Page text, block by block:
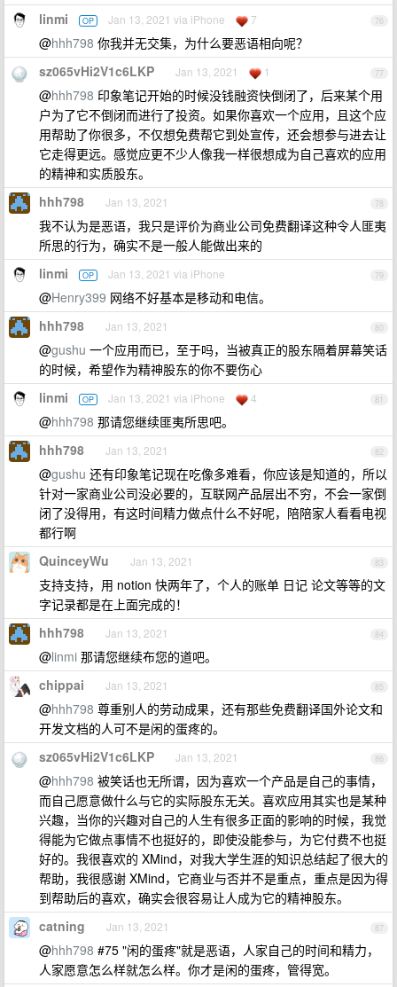
76
linmi OP Jan 13, 2021 via iPhone 7
@hhh798 你我并无交集，为什么要恶语相向呢？
77
sz065vHi2V1c6LKP Jan 13, 2021 1
@hhh798 印象笔记开始的时候没钱融资快倒闭了，后来某个用
户为了它不倒闭而进行了投资。如果你喜欢一个应用，且这个应
用帮助了你很多，不仅想免费帮它到处宣传，还会想参与进去让
它走得更远。感觉应更不少人像我一样很想成为自己喜欢的应用
的精神和实质股东。
78
hhh798 Jan 13, 2021
我不认为是恶语，我只是评价为商业公司免费翻译这种令人匪夷
所思的行为，确实不是一般人能做出来的
79
linmi OP Jan 13, 2021 via iPhone
@Henry399 网络不好基本是移动和电信。
80
hhh798 Jan 13, 2021
@gushu 一个应用而已，至于吗，当被真正的股东隔着屏幕笑话
的时候，希望作为精神股东的你不要伤心
81
linmi OP Jan 13, 2021 via iPhone 4
@hhh798 那请您继续匪夷所思吧。
82
hhh798 Jan 13, 2021
@gushu 还有印象笔记现在吃像多难看，你应该是知道的，所以
针对一家商业公司没必要的，互联网产品层出不穷，不会一家倒
闭了没得用，有这时间精力做点什么不好呢，陪陪家人看看电视
都行啊
83
QuinceyWu Jan 13, 2021
支持支持，用 notion 快两年了，个人的账单 日记 论文等等的文
字记录都是在上面完成的！
84
hhh798 Jan 13, 2021
@linmi 那请您继续布您的道吧。
85
chippai Jan 13, 2021
@hhh798 尊重别人的劳动成果，还有那些免费翻译国外论文和
开发文档的人可不是闲的蛋疼的。
86
sz065vHi2V1c6LKP Jan 13, 2021
@hhh798 被笑话也无所谓，因为喜欢一个产品是自己的事情，
而自己愿意做什么与它的实际股东无关。喜欢应用其实也是某种
兴趣，当你的兴趣对自己的人生有很多正面的影响的时候，我觉
得能为它做点事情不也挺好的，即使没能参与，为它付费不也挺
好的。我很喜欢的 XMind，对我大学生涯的知识总结起了很大的
帮助，我很感谢 XMind，它商业与否并不是重点，重点是因为得
到帮助后的喜欢，确实会很容易让人成为它的精神股东。
87
catning Jan 13, 2021
@hhh798 #75 "闲的蛋疼"就是恶语，人家自己的时间和精力，
人家愿意怎么样就怎么样。你才是闲的蛋疼，管得宽。